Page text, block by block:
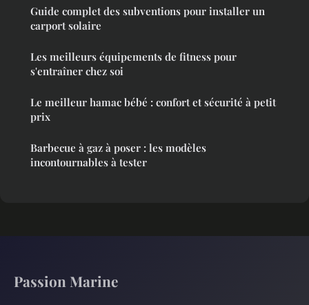
Guide complet des subventions pour installer un
carport solaire
Les meilleurs équipements de fitness pour
s'entraîner chez soi
Le meilleur hamac bébé : confort et sécurité à petit
prix
Barbecue à gaz à poser : les modèles
incontournables à tester
Passion Marine